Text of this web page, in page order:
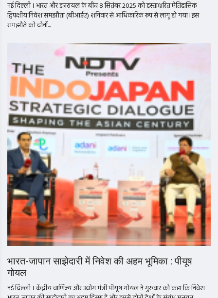
नई दिल्ली । भारत और इजरायल के बीच 8 सितंबर 2025 को हस्ताक्षरित ऐतिहासिक
द्विपक्षीय निवेश समझौता (बीआईए) शनिवार से आधिकारिक रूप से लागू हो गया। इस
समझौते को दोनों...
भारत-जापान साझेदारी में निवेश की अहम भूमिका : पीयूष
गोयल
नई दिल्ली । केंद्रीय वाणिज्य और उद्योग मंत्री पीयूष गोयल ने गुरुवार को कहा कि निवेश